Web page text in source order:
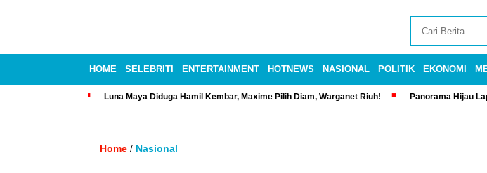
HOME SELEBRITI ENTERTAINMENT HOTNEWS NASIONAL POLITIK EKONOMI
Luna Maya Diduga Hamil Kembar, Maxime Pilih Diam, Warganet Riuh! Panorama Hijau
Home / Nasional